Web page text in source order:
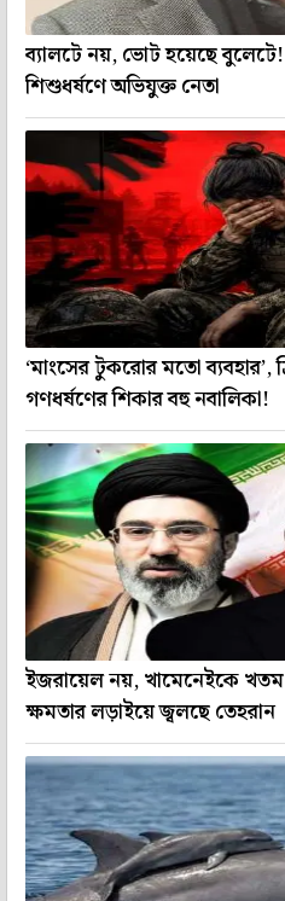
ব্যালটে নয়, ভোট হয়েছে
শিশুধর্ষণে অভিযুক্ত নেতা
‘মাংসের টুকরোর মতো ব্যবহার’,
গণধর্ষণের শিকার বহু নবালিকা!
ইজরায়েল নয়, খামেনেইকে খতম
ক্ষমতার লড়াইয়ে জ্বলছে তেহরান